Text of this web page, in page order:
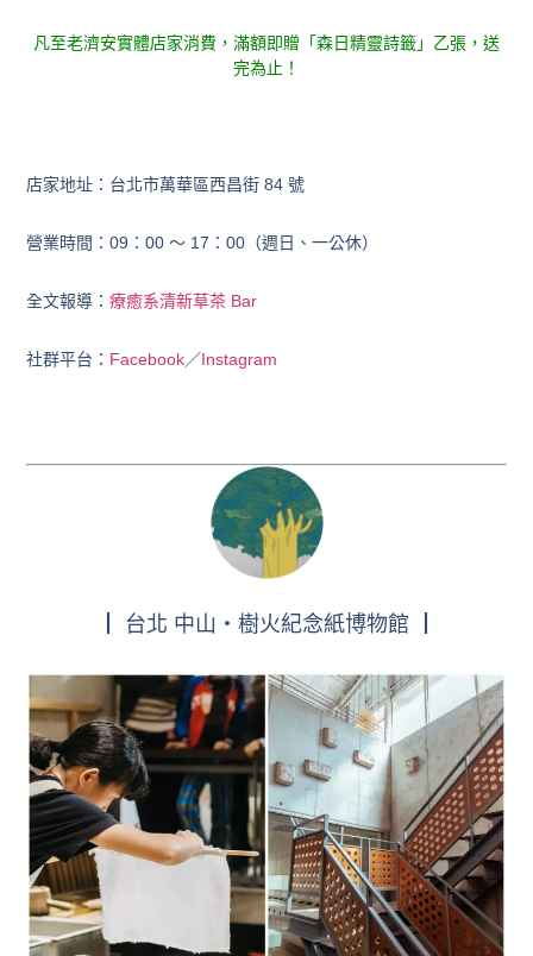
凡至老濟安實體店家消費，滿額即贈「森日精靈詩籤」乙張，送
完為止！
店家地址：台北市萬華區西昌街 84 號
營業時間：09：00 ～ 17：00（週日、一公休）
全文報導：療癒系清新草茶 Bar
社群平台： Facebook／Instagram
┃ 台北 中山・樹火紀念紙博物館 ┃